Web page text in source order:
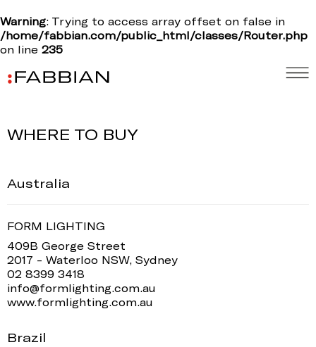
Warning: Trying to access array offset on false in
/home/fabbian.com/public_html/classes/Router.php
on line 235
WHERE TO BUY
Australia
FORM LIGHTING
409B George Street
2017 - Waterloo NSW, Sydney
02 8399 3418
info@formlighting.com.au
www.formlighting.com.au
Brazil